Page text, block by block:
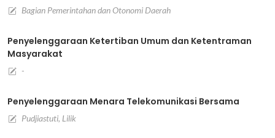
Bagian Pemerintahan dan Otonomi Daerah
Penyelenggaraan Ketertiban Umum dan Ketentraman
Masyarakat
-
Penyelenggaraan Menara Telekomunikasi Bersama
Pudjiastuti, Lilik